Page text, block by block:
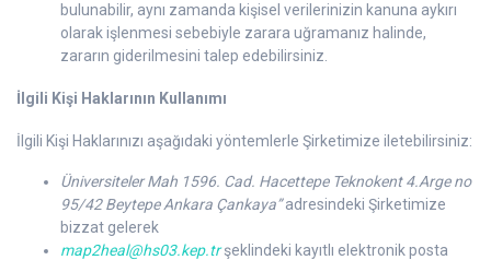
bulunabilir, aynı zamanda kişisel verilerinizin kanuna aykırı
olarak işlenmesi sebebiyle zarara uğramanız halinde,
zararın giderilmesini talep edebilirsiniz.
İlgili Kişi Haklarının Kullanımı
İlgili Kişi Haklarınızı aşağıdaki yöntemlerle Şirketimize iletebilirsiniz:
Üniversiteler Mah 1596. Cad. Hacettepe Teknokent 4.Arge no
95/42 Beytepe Ankara Çankaya”adresindeki Şirketimize
bizzat gelerek
map2heal@hs03.kep.trşeklindeki kayıtlı elektronik posta